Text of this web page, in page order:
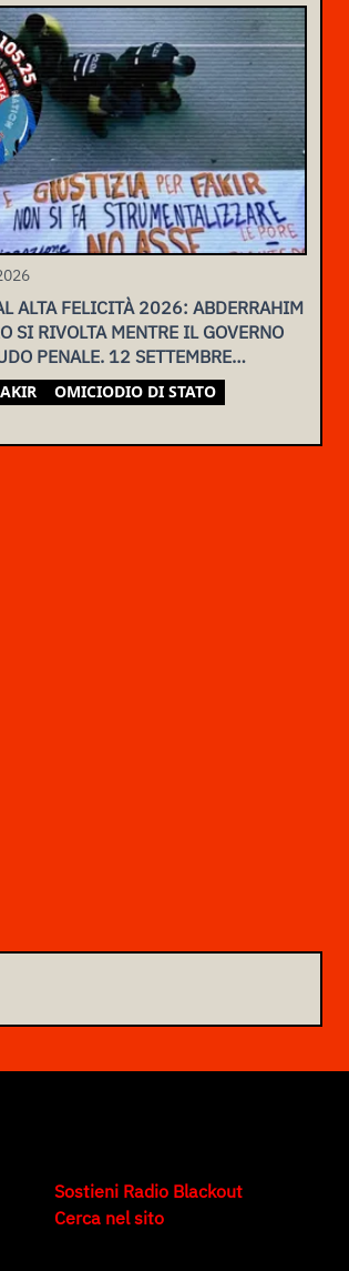
ALTA FELICITÀ 2026: ABDERRAHIM
SI RIVOLTA MENTRE IL GOVERNO
PENALE. 12 SETTEMBRE
OMICIODIO DI STATO
Sostieni Radio Blackout
Cerca nel sito